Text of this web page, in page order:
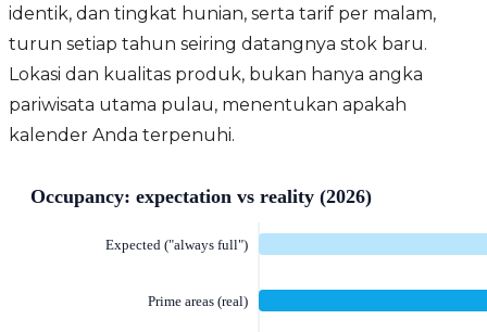
identik, dan tingkat hunian, serta tarif per malam,
turun setiap tahun seiring datangnya stok baru.
Lokasi dan kualitas produk, bukan hanya angka
pariwisata utama pulau, menentukan apakah
kalender Anda terpenuhi.